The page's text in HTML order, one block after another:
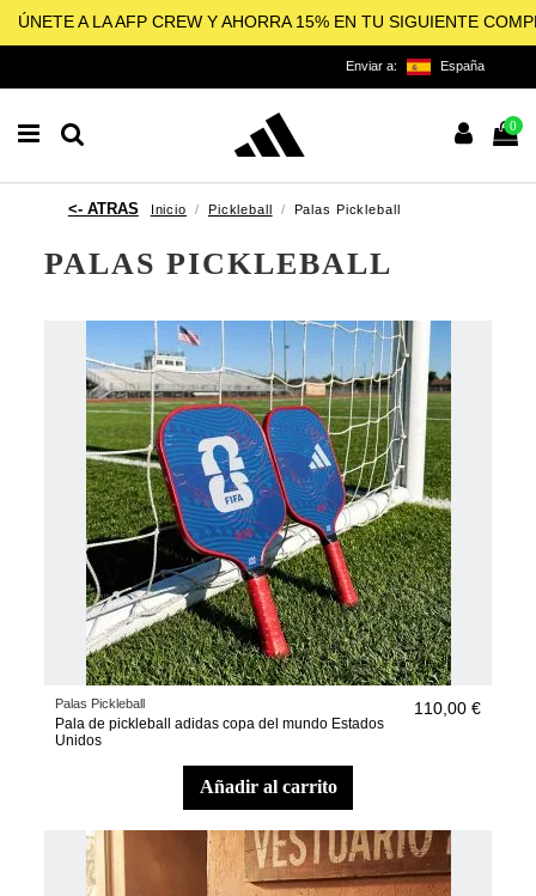
ÚNETE A LA AFP CREW Y AHORRA 15% EN TU SIGUIENTE
Enviar a: España
0
Inicio Pickleball Palas Pickleball
PALAS PICKLEBALL
Palas Pickleball
Pala de pickleball adidas copa del mundo Estados
Unidos
110,00 €
añadir al carrito